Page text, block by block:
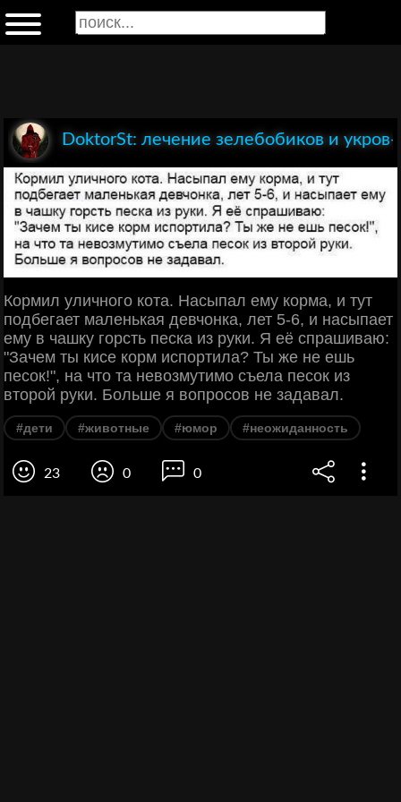
DoktorSt: лечение зелебобиков и укров-
Кормил уличного кота. Насыпал ему корма, и тут
подбегает маленькая девчонка, лет 5-6, и насыпает
ему в чашку горсть песка из руки. Я её спрашиваю:
"Зачем ты кисе корм испортила? Ты же не ешь
песок!", на что та невозмутимо съела песок из
второй руки. Больше я вопросов не задавал.
#дети #животные #юмор #неожиданность
23 0 0